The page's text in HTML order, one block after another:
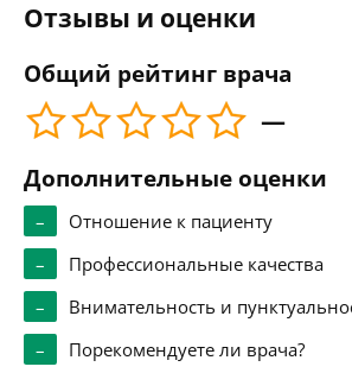
Отзывы и оценки
Общий рейтинг врача
—
Дополнительные оценки
–
Отношение к пациенту
–
Профессиональные качества
–
Внимательность и
–
Порекомендуете ли врача?